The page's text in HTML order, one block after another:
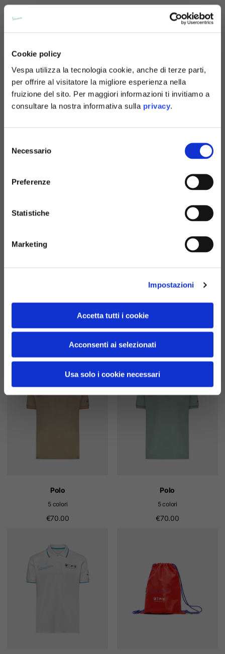
Cookie policy
Vespa utilizza la tecnologia cookie, anche di terze parti,
per offrire al visitatore la migliore esperienza nella
fruizione del sito. Per maggiori informazioni ti invitiamo a
consultare la nostra informativa sulla privacy.
delNecessario
Preferenze
Statistiche
Marketing
Impostazioni
Accetta tutti i cookie
Acconsenti ai selezionati
Usa solo i cookie necessari
5 colori 5 colori
€70.00
Polo
5 colori
€70.00
Polo
5 colori
€70.00